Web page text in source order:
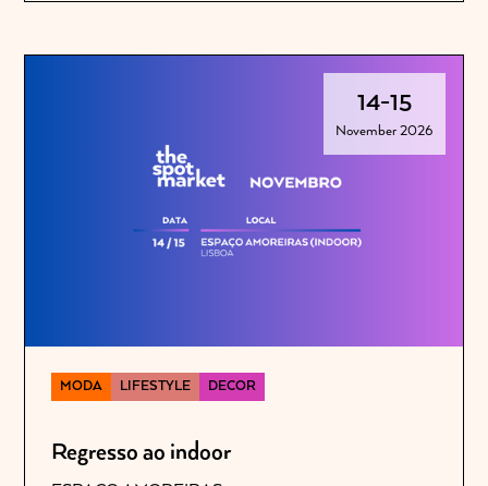
14-15
November 2026
MODA LIFESTYLE DECOR
Regresso ao indoor